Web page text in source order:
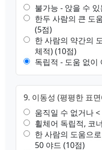
불가능 - 앉을 수
한두 사람의 큰 도
(5점)
한 사람의 약간의
체적) (10점)
독립적 - 도움 없이
9. 이동성 (평평한 표
움직일 수 없거나
휠체어 독립적, 코
한 사람의 도움으
50 야드 (10점)